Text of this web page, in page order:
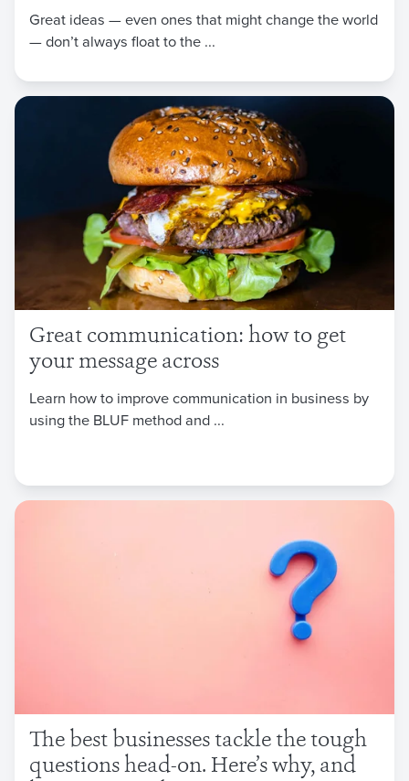
Great ideas — even ones that might change the world
— don’t always float to the ...
Great communication: how to get
your message across
Learn how to improve communication in business by
using the BLUF method and ...
The best businesses tackle the tough
questions head-on. Here’s why, and